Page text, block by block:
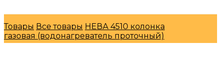
Товары Все товары НЕВА 4510 колонка
газовая (водонагреватель проточный)